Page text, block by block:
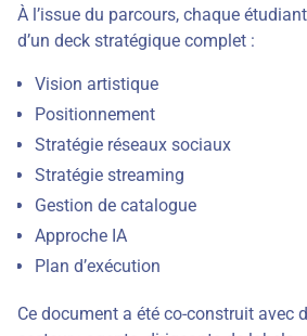
À l’issue du parcours, chaque
d’un deck stratégique complet :
Vision artistique
Positionnement
Stratégie réseaux sociaux
Stratégie streaming
Gestion de catalogue
Approche IA
Plan d’exécution
Ce document a été co-construit avec